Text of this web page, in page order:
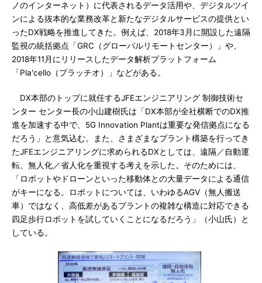
ノのインターネット）に代表されるデータ活用や、デジタルツイ
ンによる抜本的な業務改革と新たなデジタルサービスの提供とい
ったDX戦略を推進してきた。例えば、2018年3月に開設した遠隔
監視の統括拠点「GRC（グローバルリモートセンター）」や、
2018年11月にリリースしたデータ解析プラットフォーム
「Pla'cello（プラッチオ）」などがある。
DX本部のトップに就任するJFEエンジニアリング 制御技術セ
ンター センター長の小山建樹氏は「DX本部が全社横断でのDX推
進を加速する中で、5G Innovation Plantは重要な発信拠点になる
だろう」と意気込む。また、さまざまなプラント構築を行ってき
たJFEエンジニアリングに求められるDXとしては、遠隔／自動運
転、無人化／省人化を重視する考えを示した。そのためには、
「ロボットやドローンといった移動体との大量データによる通信
がキーになる。ロボットについては、いわゆるAGV（無人搬送
車）ではなく、高低差があるプラントの複雑な構造に対応できる
四足歩行ロボットを試していくことになるだろう」（小山氏）と
している。